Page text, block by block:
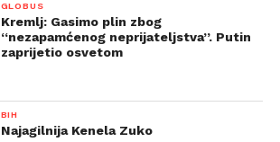
GLOBUS
Kremlj: Gasimo plin zbog
“nezapamćenog neprijateljstva”. Putin
zaprijetio osvetom
BIH
Najagilnija Kenela Zuko